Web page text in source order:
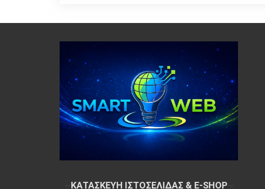
ΚΑΤΑΣΚΕΥΗ ΙΣΤΟΣΕΛΙΔΑΣ & E-SHOP~